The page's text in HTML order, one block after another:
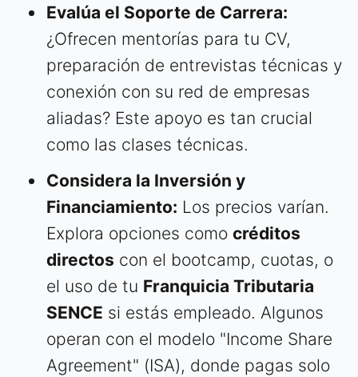
Evalúa el Soporte de Carrera:
¿Ofrecen mentorías para tu CV,
preparación de entrevistas técnicas y
conexión con su red de empresas
aliadas? Este apoyo es tan crucial
como las clases técnicas.
Considera la Inversión y
Financiamiento: Los precios varían.
Explora opciones como créditos
directos con el bootcamp, cuotas, o
el uso de tu Franquicia Tributaria
SENCE si estás empleado. Algunos
operan con el modelo "Income Share
Agreement" (ISA), donde pagas solo